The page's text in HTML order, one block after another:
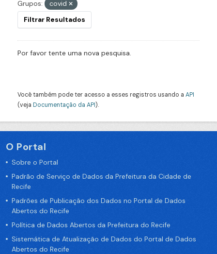
Grupos:
covid
Filtrar Resultados
Por favor tente uma nova pesquisa.
Você também pode ter acesso a esses registros usando a API
(veja Documentação da API).
O Portal
Sobre o Portal
Padrão de Serviço de Dados da Prefeitura da Cidade de
Recife
Padrões de Publicação dos Dados no Portal de Dados
Abertos do Recife
Política de Dados Abertos da Prefeitura do Recife
Sistemática de Atualização de Dados do Portal de Dados
Abertos do Recife